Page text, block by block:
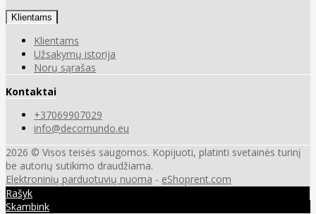
Klientams
Klientams
Užsakymų istorija
Norų sąrašas
Kontaktai
+37069907029
info@decomundo.eu
2026 © Visos teisės saugomos. Kopijuoti, platinti svetainės turinį
be autorių sutikimo draudžiama.
Elektroninių parduotuvių nuoma - eShoprent.com
Rašyk
Skambink